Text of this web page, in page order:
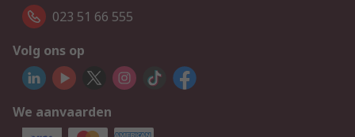
023 51 66 555
Volg ons op
We aanvaarden